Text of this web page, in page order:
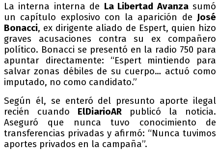
La interna interna de La Libertad Avanzasumó
un capítulo explosivo con la aparición de José
Bonacci, ex dirigente aliado de Espert, quien hizo
graves acusaciones contra su ex compañero
político. Bonacci se presentó en la radio 750 para
apuntar directamente: “Espert mintiendo para
salvar zonas débiles de su cuerpo… actuó como
imputado, no como candidato.”
Según él, se enteró del presunto aporte ilegal
recién cuando ElDiarioAR publicó la noticia.
Aseguró que nunca tuvo conocimiento de
transferencias privadas y afirmó: “Nunca tuvimos
aportes privados en la campaña”.